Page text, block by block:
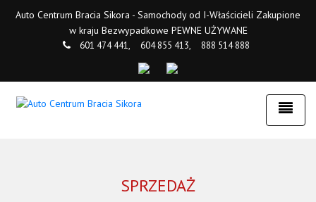
Auto Centrum Bracia Sikora - Samochody od I-Właścicieli Zakupione
w kraju Bezwypadkowe PEWNE UŻYWANE
601 474 441, 604 855 413, 888 514 888
SPRZEDAŻ